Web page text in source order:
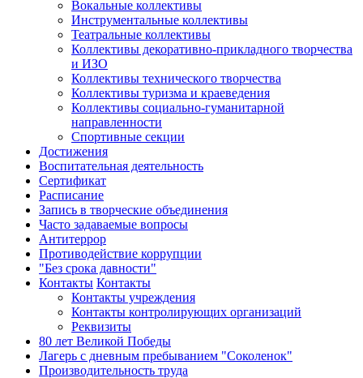
Вокальные коллективы
Инструментальные коллективы
Театральные коллективы
Коллективы декоративно-прикладного творчества
и ИЗО
Коллективы технического творчества
Коллективы туризма и краеведения
Коллективы социально-гуманитарной
направленности
Спортивные секции
Достижения
Воспитательная деятельность
Cертификат
Расписание
Запись в творческие объединения
Часто задаваемые вопросы
Антитеррор
Противодействие коррупции
"Без срока давности"
Контакты Контакты
Контакты учреждения
Контакты контролирующих организаций
Реквизиты
80 лет Великой Победы
Лагерь с дневным пребыванием "Соколенок"
Производительность труда